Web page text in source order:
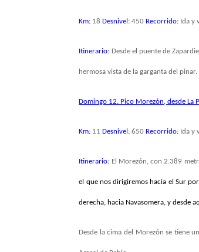
Km: 18 Desnivel: 450 Recorrido: Ida y
Itinerario: Desde el puente de
hermosa vista de la garganta del pinar.
Domingo 12. Pico Morezón, desde La
Km: 11 Desnivel:650 Recorrido: Ida y
Itinerario: El Morezón, con 2.389
el que nos dirigiremos hacia el Sur
derecha, hacia Navasomera, y desde
Desde la cima del Morezón se tiene